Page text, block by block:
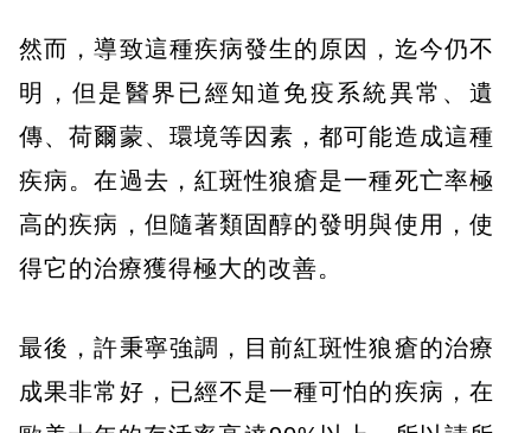
然而，導致這種疾病發生的原因，迄今仍不
明，但是醫界已經知道免疫系統異常、遺
傳、荷爾蒙、環境等因素，都可能造成這種
疾病。在過去，紅斑性狼瘡是一種死亡率極
高的疾病，但隨著類固醇的發明與使用，使
得它的治療獲得極大的改善。
最後，許秉寧強調，目前紅斑性狼瘡的治療
成果非常好，已經不是一種可怕的疾病，在